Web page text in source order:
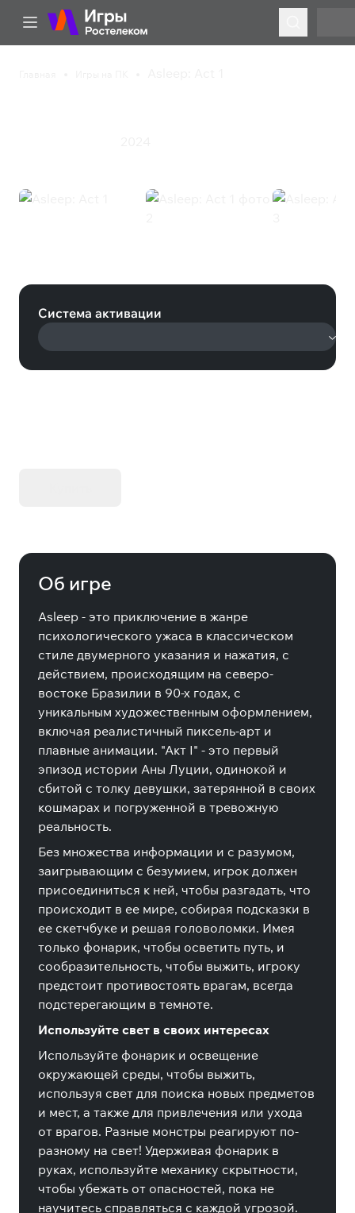
Система активации
Об игре
Asleep - это приключение в жанре
психологического ужаса в классическом
стиле двумерного указания и нажатия, с
действием, происходящим на северо-
востоке Бразилии в 90-х годах, с
уникальным художественным оформлением,
включая реалистичный пиксель-арт и
плавные анимации. "Акт I" - это первый
эпизод истории Аны Луции, одинокой и
сбитой с толку девушки, затерянной в своих
кошмарах и погруженной в тревожную
реальность.
Без множества информации и с разумом,
заигрывающим с безумием, игрок должен
присоединиться к ней, чтобы разгадать, что
происходит в ее мире, собирая подсказки в
ее скетчбуке и решая головоломки. Имея
только фонарик, чтобы осветить путь, и
сообразительность, чтобы выжить, игроку
предстоит противостоять врагам, всегда
подстерегающим в темноте.
Используйте свет в своих интересах
Используйте фонарик и освещение
окружающей среды, чтобы выжить,
используя свет для поиска новых предметов
и мест, а также для привлечения или ухода
от врагов. Разные монстры реагируют по-
разному на свет! Удерживая фонарик в
руках, используйте механику скрытности,
чтобы убежать от опасностей, пока не
научитесь справляться с каждой угрозой.